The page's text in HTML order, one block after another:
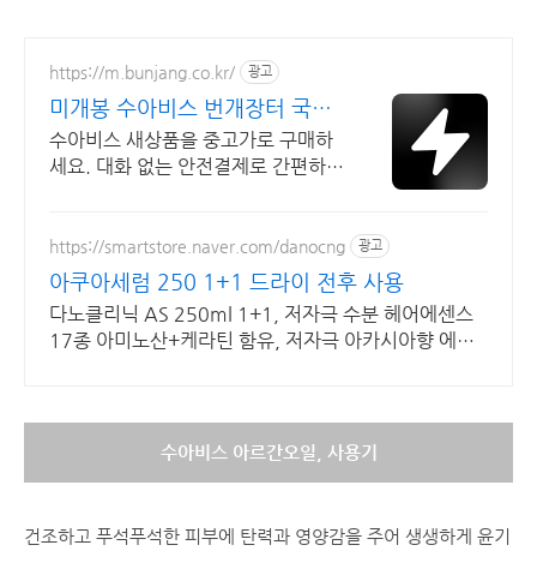
https://m.bunjang.co.kr/ 광고
미개봉 수아비스 번개장터 국내
최대 브랜드 중고거래
수아비스 새상품을 중고가로 구매하
세요. 대화 없는 안전결제로 간편하
상품 업로드
https://smartstore.naver.com/danocng 광고
아쿠아세럼 250 1+1 드라이 전후 사용
다노클리닉 AS 250ml 1+1, 저자극 수분 헤어에센스
17종 아미노산+케라틴 함유, 저자극 아카시아향 에센
수아비스 아르간오일, 사용기
건조하고 푸석푸석한 피부에 탄력과 영양감을 주어 생생하게 윤기